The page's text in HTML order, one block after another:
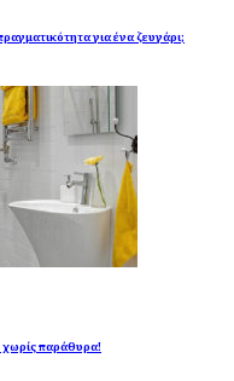
για ένα ζευγάρι;
χωρίς παράθυρα!